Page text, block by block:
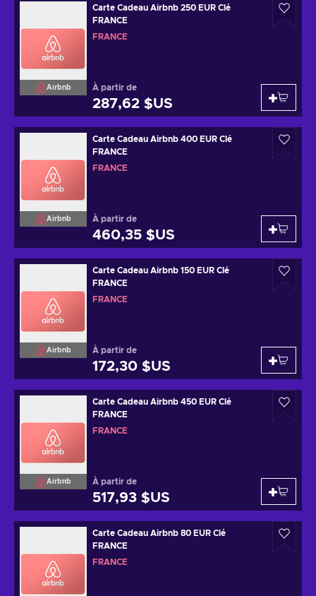
Airbnb
Carte Cadeau Airbnb 250 EUR Clé
FRANCE
FRANCE
À partir de
287,62 $US
Airbnb
Carte Cadeau Airbnb 400 EUR Clé
FRANCE
FRANCE
À partir de
460,35 $US
Airbnb
Carte Cadeau Airbnb 150 EUR Clé
FRANCE
FRANCE
À partir de
172,30 $US
Airbnb
Carte Cadeau Airbnb 450 EUR Clé
FRANCE
FRANCE
À partir de
517,93 $US
Carte Cadeau Airbnb 80 EUR Clé
FRANCE
FRANCE